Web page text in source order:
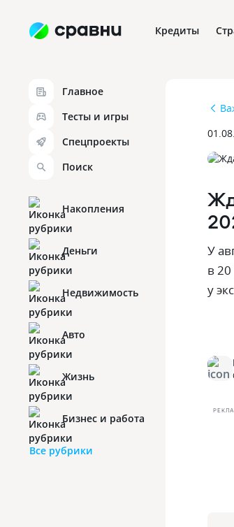
Кредиты
Главное
Тесты и игры
Спецпроекты
Поиск
Накопления
Деньги
Недвижимость
Авто
Жизнь
Бизнес и работа
Все рубрики
У
в
у